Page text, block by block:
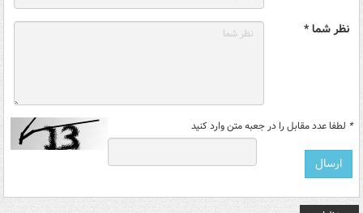
نظر شما *
* لطفا عدد مقابل را در جعبه متن وارد کنید